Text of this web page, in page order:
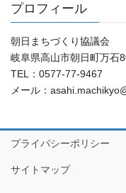
プロフィール
朝日まちづくり協議会
岐阜県高山市朝日町万石
TEL：0577-77-9467
メール：
プライバシーポリシー
サイトマップ